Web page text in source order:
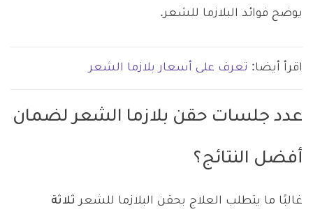
يوضح فوائد البلازما للشعر.
اقرأ أيضا: تعرف على أسعار بلازما الشعر
عدد جلسات حقن بلازما الشعر لضمان
أفضل النتائج؟
غالبًا ما يتطلب العلاج بحقن البلازما للشعر ثلاثة